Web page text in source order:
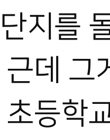
지를
근데 그
초등학
기 시작했다.
지금은 국내외를 누비며
아직은 미생이지만, 프로
며 끊임없이 도전한다.